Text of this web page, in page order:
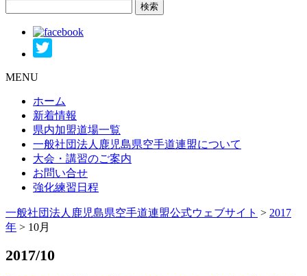
MENU
ホーム
新着情報
県内加盟道場一覧
一般社団法人鹿児島県空手道連盟について
大会・講習のご案内
お問い合せ
強化練習日程
一般社団法人鹿児島県空手道連盟公式ウェブサイト > 2017
年 > 10月
2017/10